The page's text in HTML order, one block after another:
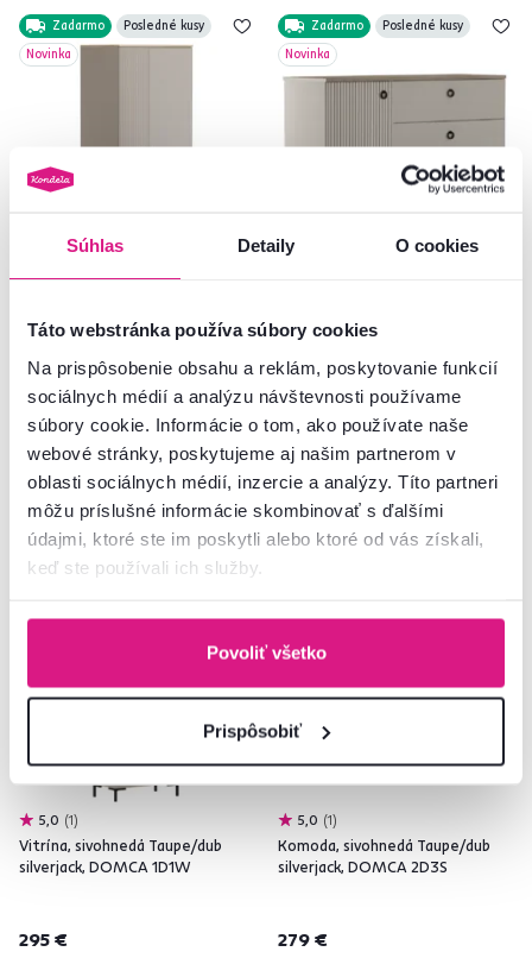
Súhlas Detaily O cookies
Táto webstránka používa súbory cookies
Na prispôsobenie obsahu a reklám, poskytovanie funkcií
sociálnych médií a analýzu návštevnosti používame
súbory cookie. Informácie o tom, ako používate naše
webové stránky, poskytujeme aj našim partnerom v
oblasti sociálnych médií, inzercie a analýzy. Títo partneri
môžu príslušné informácie skombinovať s ďalšími
údajmi, ktoré ste im poskytli alebo ktoré od vás získali,
keď ste používali ich služby.
Povoliť všetko
Prispôsobiť
Zadarmo
Posledné kusy
Novinka
4,4 1
silverjack, DOMCA 2D1S
339 €
Zadarmo
Posledné kusy
Novinka
silverjack, DOMCA 1D3S
229 €
Zadarmo Novinka
5,0 1
Vitrína, sivohnedá Taupe/dub
silverjack, DOMCA 1D1W
295 €
5,0 1
Komoda, sivohnedá Taupe/dub
silverjack, DOMCA 2D3S
279 €